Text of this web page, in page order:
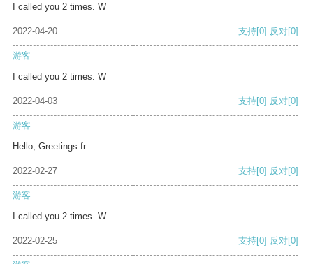
I called you 2 times. W
2022-04-20 支持[0] 反对[0]
游客
I called you 2 times. W
2022-04-03 支持[0] 反对[0]
游客
Hello, Greetings fr
2022-02-27 支持[0] 反对[0]
游客
I called you 2 times. W
2022-02-25 支持[0] 反对[0]